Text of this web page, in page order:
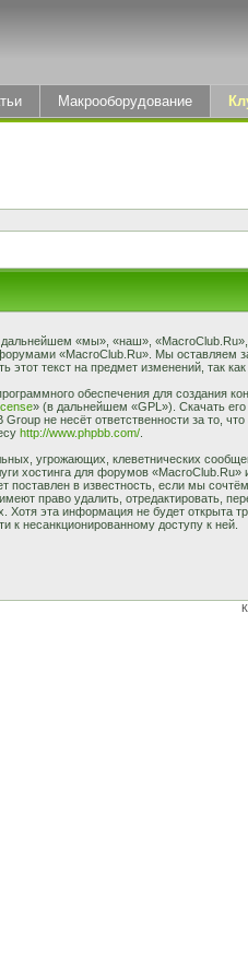
Макрооборудование
«мы», «наш»,
«MacroClub.Ru». Мы
текст на предмет изменений, так
обеспечения для создания
» (в дальнейшем «GPL»). Скачать
не несёт ответственности за то,
http://www.phpbb.com/.
угрожающих, клеветнических
хостинга для форумов
поставлен в известность, если мы
право удалить, отредактировать,
Хотя эта информация не будет открыта
к несанкционированному доступу к ней.